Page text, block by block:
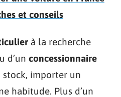
et conseils
à la recherche
d’un concessionnaire
importer un
habitude. Plus d’un